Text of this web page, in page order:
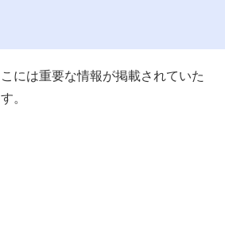
には重要な情報が掲載されていた
。